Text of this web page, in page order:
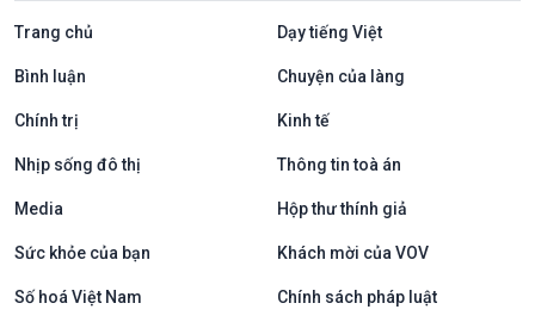
Trang chủ Dạy tiếng Việt
Bình luận Chuyện của làng
Chính trị Kinh tế
Nhịp sống đô thị Thông tin toà án
Media Hộp thư thính giả
Sức khỏe của bạn Khách mời của VOV
Số hoá Việt Nam Chính sách pháp luật